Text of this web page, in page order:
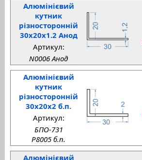
Алюмінієвий
кутник
різносторонній
30x20x1.2 Анод
Артикул:
N0006 Анод
Алюмінієвий
кутник
різносторонній
30x20x2 б.п.
Артикул:
БПО-731
P8005 б.п.
Алюмінієвий